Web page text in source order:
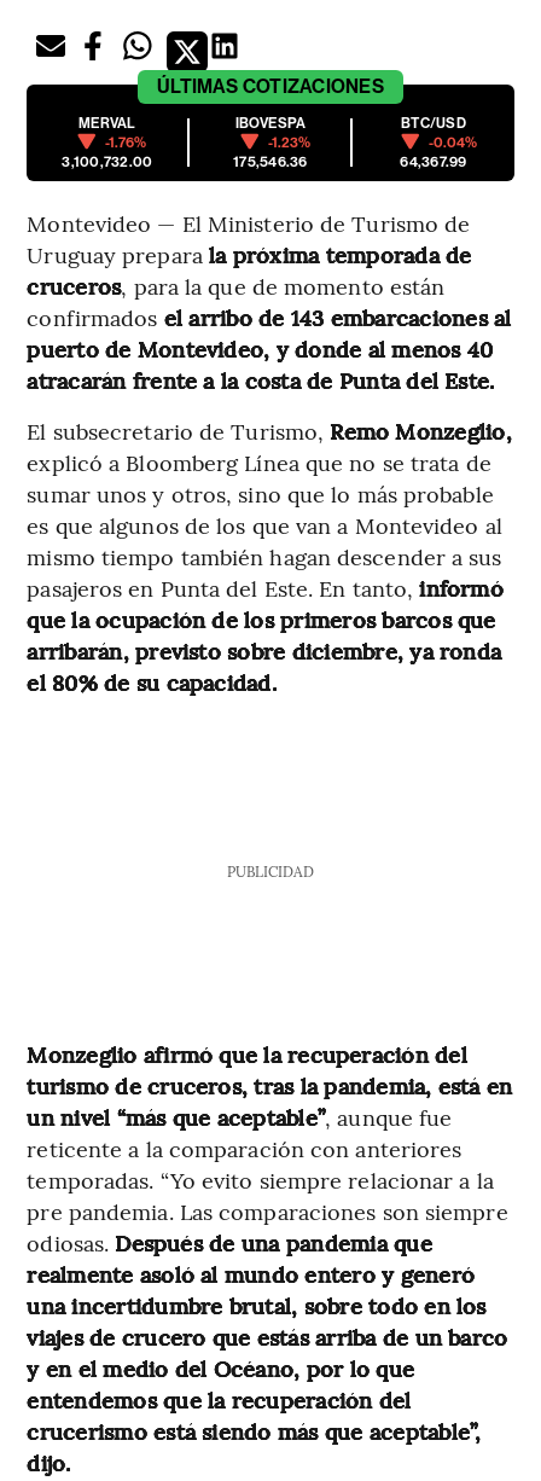
ÚLTIMAS COTIZACIONES
MERVAL
-1.76%
3,100,732.00
IBOVESPA
-1.23%
175,546.36
BTC/USD
-0.04%
64,367.99
Montevideo — El Ministerio de Turismo de
Uruguay prepara la próxima temporada de
cruceros, para la que de momento están
confirmados el arribo de 143 embarcaciones al
puerto de Montevideo, y donde al menos 40
atracarán frente a la costa de Punta del Este.
El subsecretario de Turismo, Remo Monzeglio,
explicó a Bloomberg Línea que no se trata de
sumar unos y otros, sino que lo más probable
es que algunos de los que van a Montevideo al
mismo tiempo también hagan descender a sus
pasajeros en Punta del Este. En tanto,informó
que la ocupación de los primeros barcos que
arribarán, previsto sobre diciembre, ya ronda
el 80% de su capacidad.
PUBLICIDAD
Monzeglio afirmó que la recuperación del
turismo de cruceros, tras la pandemia, está en
un nivel “más que aceptable”, aunque fue
reticente a la comparación con anteriores
temporadas. “Yo evito siempre relacionar a la
pre pandemia. Las comparaciones son siempre
odiosas. Después de una pandemia que
realmente asoló al mundo entero y generó
una incertidumbre brutal, sobre todo en los
viajes de crucero que estás arriba de un barco
y en el medio del Océano, por lo que
entendemos que la recuperación del
crucerismo está siendo más que aceptable”,
dijo.